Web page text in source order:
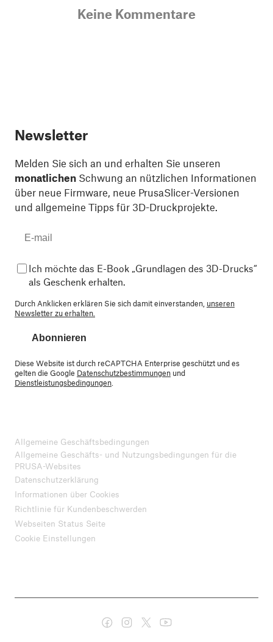
Keine Kommentare
Newsletter
Melden Sie sich an und erhalten Sie unseren
monatlichen Schwung an nützlichen Informationen
über neue Firmware, neue PrusaSlicer-Versionen
und allgemeine Tipps für 3D-Druckprojekte.
Ich möchte das E-Book „Grundlagen des 3D-Drucks“
als Geschenk erhalten.
Durch Anklicken erklären Sie sich damit einverstanden, unseren
Newsletter zu erhalten.
Abonnieren
Diese Website ist durch reCAPTCHA Enterprise geschützt und es
gelten die Google Datenschutzbestimmungen und
Dienstleistungsbedingungen
Allgemeine Geschäftsbedingungen
Allgemeine Geschäfts- und Nutzungsbedingungen für die
PRUSA-Websites
Datenschutzerklärung
Informationen über Cookies
Richtlinie für Kundenbeschwerden
Webseiten Status Seite
Cookie Einstellungen